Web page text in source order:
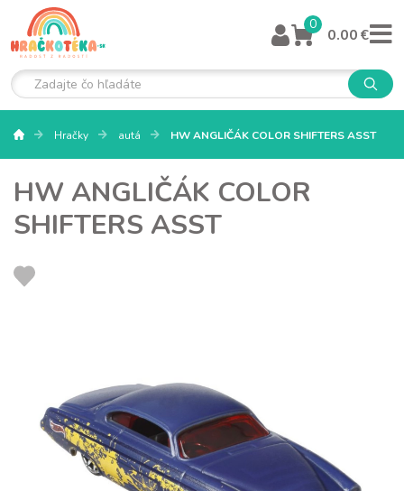
0
0.00 €
Hračky autá HW ANGLIČÁK COLOR SHIFTERS ASST
HW ANGLIČÁK COLOR
SHIFTERS ASST